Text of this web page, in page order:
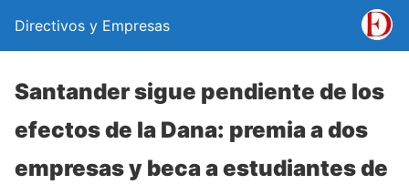
Directivos y Empresas
Santander sigue pendiente de los
efectos de la Dana: premia a dos
empresas y beca a estudiantes de